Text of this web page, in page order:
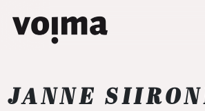
Päävalikko
JANNE